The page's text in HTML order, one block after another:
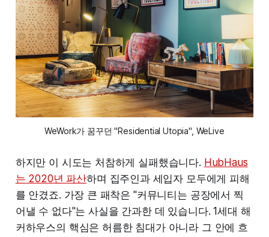
WeWork가 꿈꾸던 "Residential Utopia", WeLive
하지만 이 시도는 처참하게 실패했습니다. HubHaus
는 2020년 파산하며 집주인과 세입자 모두에게 피해
를 안겼죠. 가장 큰 패착은 "커뮤니티는 공장에서 찍
어낼 수 없다"는 사실을 간과한 데 있습니다. 1세대 해
커하우스의 핵심은 허름한 침대가 아니라 그 안에 흐